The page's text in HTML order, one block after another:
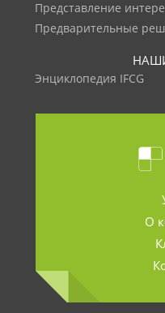
Представление
Предварительные
Энциклопедия IFCG
О